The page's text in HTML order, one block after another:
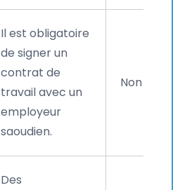
Il est obligatoire
de signer un
contrat de
travail avec un
employeur
saoudien.
Non
Des